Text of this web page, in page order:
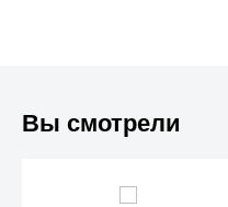
Вы смотрели